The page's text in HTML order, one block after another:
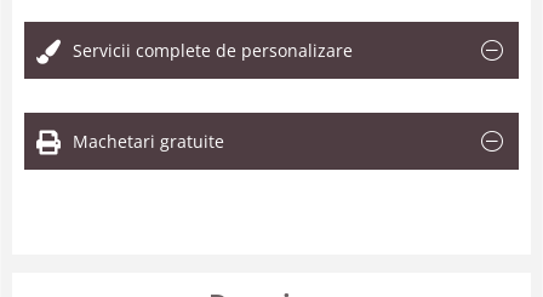
Servicii complete de personalizare
Machetari gratuite